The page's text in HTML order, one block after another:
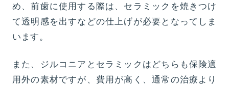
め、前歯に使用する際は、セラミックを焼きつけ
て透明感を出すなどの仕上げが必要となってしま
います。
また、ジルコニアとセラミックはどちらも保険適
用外の素材ですが、費用が高く、通常の治療より